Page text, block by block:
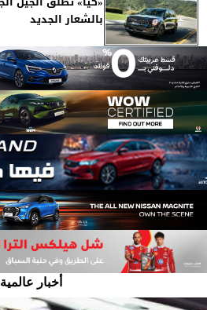
بالشعار الجديد
أخبار عالمية